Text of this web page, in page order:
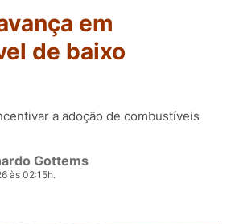
em
de baixo
a adoção de combustíveis
Gottems
às 02:15h.